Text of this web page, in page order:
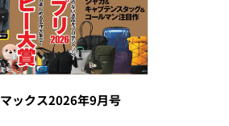
ックス2026年9月号